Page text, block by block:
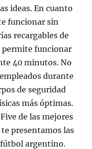
ideas. En cuanto
funcionar sin
recargables de
permite funcionar
40 minutos. No
durante
de seguridad
más óptimas.
de las mejores
presentamos las
fútbol argentino.